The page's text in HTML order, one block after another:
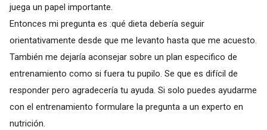
juega un papel importante.
Entonces mi pregunta es :qué dieta debería seguir
orientativamente desde que me levanto hasta que me acuesto.
También me dejaría aconsejar sobre un plan especifico de
entrenamiento como si fuera tu pupilo. Se que es difícil de
responder pero agradecería tu ayuda. Si solo puedes ayudarme
con el entrenamiento formulare la pregunta a un experto en
nutrición.